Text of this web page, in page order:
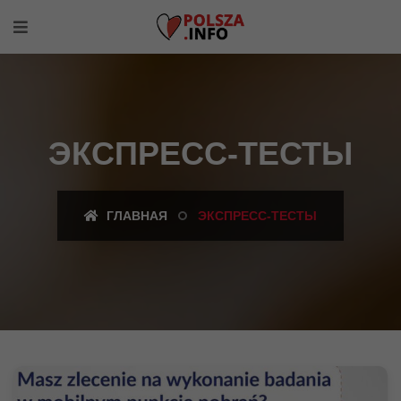
ЭКСПРЕСС-ТЕСТЫ
ГЛАВНАЯ ЭКСПРЕСС-ТЕСТЫ